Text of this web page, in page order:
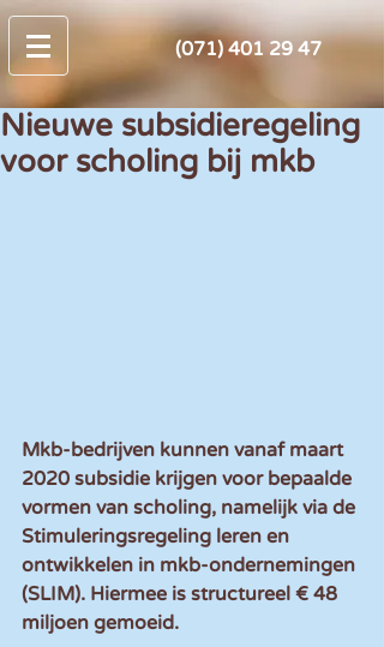
(071) 401 29 47
Nieuwe subsidieregeling
voor scholing bij mkb
Mkb-bedrijven kunnen vanaf maart
2020 subsidie krijgen voor bepaalde
vormen van scholing, namelijk via de
Stimuleringsregeling leren en
ontwikkelen in mkb-ondernemingen
(SLIM). Hiermee is structureel € 48
miljoen gemoeid.